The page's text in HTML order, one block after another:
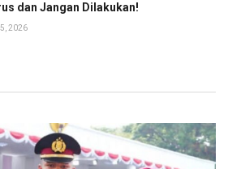
dan Jangan Dilakukan!
2026